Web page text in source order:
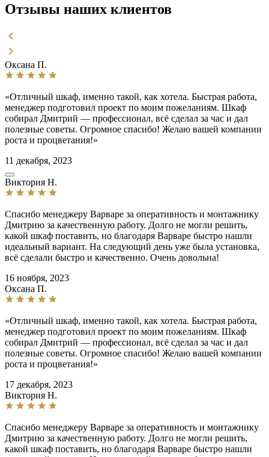
Отзывы наших клиентов
Оксана П.
«Отличный шкаф, именно такой, как хотела. Быстрая работа,
менеджер подготовил проект по моим пожеланиям. Шкаф
собирал Дмитрий — профессионал, всё сделал за час и дал
полезные советы. Огромное спасибо! Желаю вашей компании
роста и процветания!»
11 декабря, 2023
Виктория Н.
Спасибо менеджеру Варваре за оперативность и монтажнику
Дмитрию за качественную работу. Долго не могли решить,
какой шкаф поставить, но благодаря Варваре быстро нашли
идеальный вариант. На следующий день уже была установка,
всё сделали быстро и качественно. Очень довольна!
16 ноября, 2023
Оксана П.
«Отличный шкаф, именно такой, как хотела. Быстрая работа,
менеджер подготовил проект по моим пожеланиям. Шкаф
собирал Дмитрий — профессионал, всё сделал за час и дал
полезные советы. Огромное спасибо! Желаю вашей компании
роста и процветания!»
17 декабря, 2023
Виктория Н.
Спасибо менеджеру Варваре за оперативность и монтажнику
Дмитрию за качественную работу. Долго не могли решить,
какой шкаф поставить, но благодаря Варваре быстро нашли